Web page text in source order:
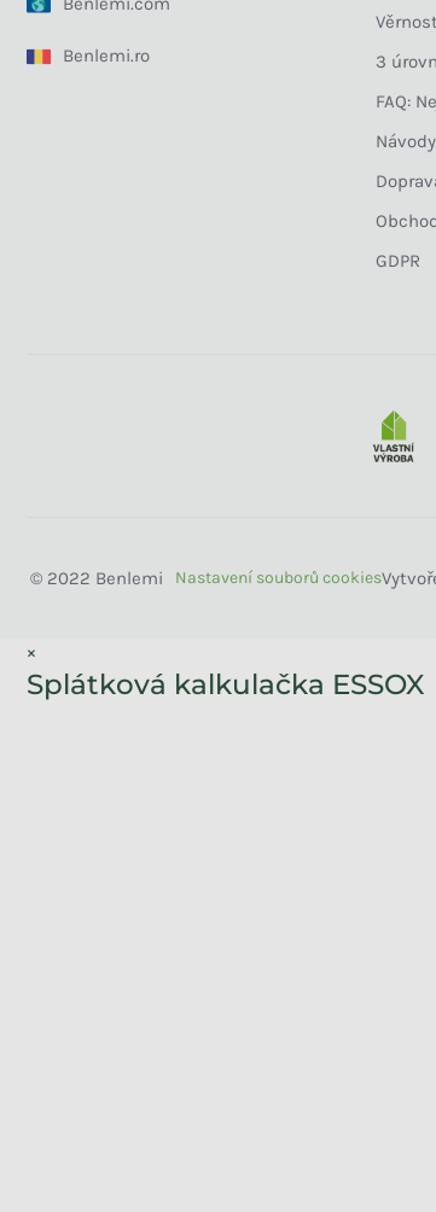
Benlemi.ro
3
FAQ:
GDPR
Benlemi
×
Splátková kalkulačka ESSOX